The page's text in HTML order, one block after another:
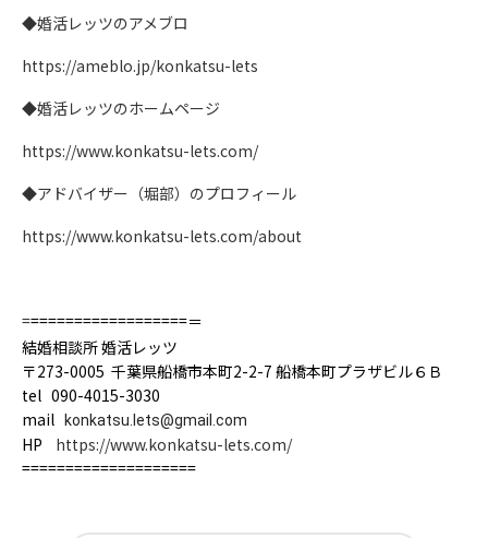
◆婚活レッツのアメブロ
https://ameblo.jp/konkatsu-lets
◆婚活レッツのホームページ
https://www.konkatsu-lets.com/
◆アドバイザー（堀部）のプロフィール
https://www.konkatsu-lets.com/about
===================＝
結婚相談所 婚活レッツ
〒273-0005 千葉県船橋市本町2-2-7 船橋本町プラザビル６Ｂ
tel 090-4015-3030
mail
konkatsu.lets@gmail.com
HP https://www.konkatsu-lets.com/
====================